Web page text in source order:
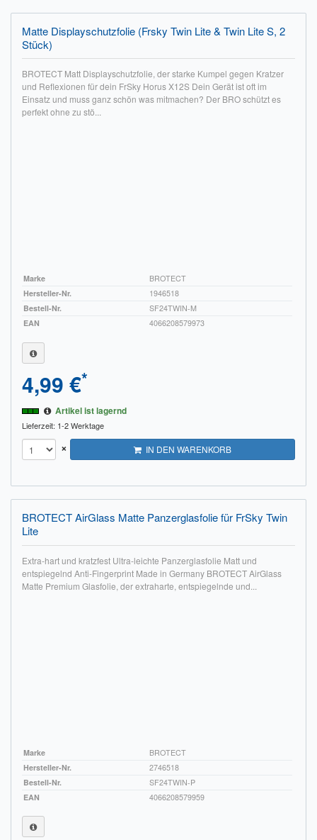
Matte Displayschutzfolie (Frsky Twin Lite & Twin Lite S, 2
Stück)
BROTECT Matt Displayschutzfolie, der starke Kumpel gegen Kratzer
und Reflexionen für dein FrSky Horus X12S Dein Gerät ist oft im
Einsatz und muss ganz schön was mitmachen? Der BRO schützt es
perfekt ohne zu stö...
Marke
BROTECT
Hersteller-Nr.
1946518
Bestell-Nr.
SF24TWIN-M
EAN
4066208579973
4,99 €*
Artikel ist lagernd
Lieferzeit: 1-2 Werktage
× IN DEN WARENKORB
BROTECT AirGlass Matte Panzerglasfolie für FrSky Twin
Lite
Extra-hart und kratzfest Ultra-leichte Panzerglasfolie Matt und
entspiegelnd Anti-Fingerprint Made in Germany BROTECT AirGlass
Matte Premium Glasfolie, der extraharte, entspiegelnde und...
Marke
BROTECT
Hersteller-Nr.
2746518
Bestell-Nr.
SF24TWIN-P
EAN
4066208579959